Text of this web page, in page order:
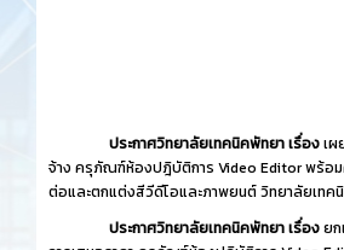
ประกาศวิทยาลัยเทคนิคพัทยา เรื่องเ
จ้าง ครุภัณฑ์ห้องปฎิบัติการ Video Editor พร้อ
ต่อและตกแต่งสีวีดีโอและภาพยนต์ วิทยาลัยเทค
ประกาศวิทยาลัยเทคนิคพัทยา เรื่องยก